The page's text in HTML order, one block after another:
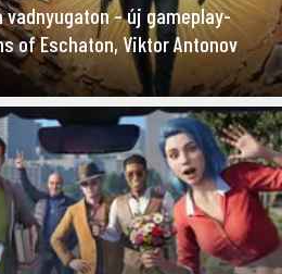
– új gameplay-
of Eschaton, Viktor Antonov